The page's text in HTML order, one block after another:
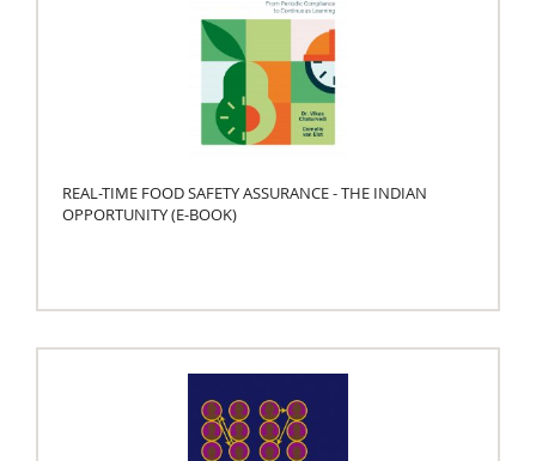
REAL-TIME FOOD SAFETY ASSURANCE - THE INDIAN
OPPORTUNITY (E-BOOK)